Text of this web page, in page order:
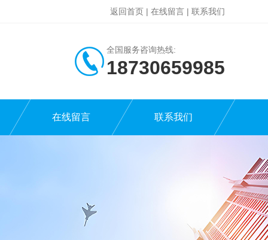
返回首页 | 在线留言 | 联系我们
全国服务咨询热线:
18730659985
在线留言 联系我们